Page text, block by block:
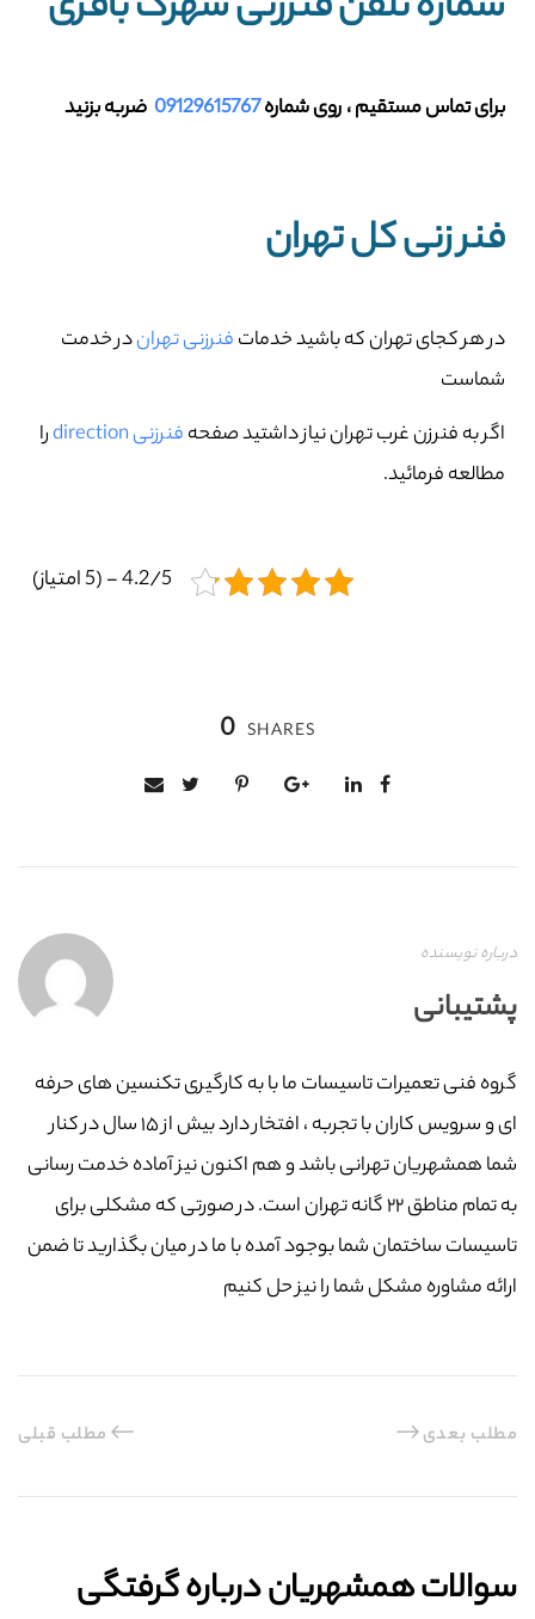
برای تماس مستقیم ، روی شماره09129615767 ضربه بزنید
فنر زنی کل تهران
در هر کجای تهران که باشید خدماتفنرزنی تهراندر خدمت
شماست
اگر به فنرزن غرب تهران نیاز داشتید صفحهفنرزنی direction
را
مطالعه فرمائید.
4.2/5 - (5 امتیاز)
0 SHARES
درباره نویسنده
پشتیبانی
گروه فنی تعمیرات تاسیسات ما با به‌ کارگیری تکنسین های حرفه
ای و سرویس کاران با تجربه ، افتخار دارد بیش از ۱۵ سال در کنار
شما همشهریان تهرانی باشد و هم اکنون نیز آماده خدمت رسانی
به تمام مناطق ۲۲ گانه تهران است. در صورتی که مشکلی برای
تاسیسات ساختمان شما بوجود آمده با ما در میان بگذارید تا ضمن
ارائه مشاوره مشکل شما را نیز حل کنیم
مطلب قبلی مطلب بعدی
سوالات همشهریان درباره گرفتگی